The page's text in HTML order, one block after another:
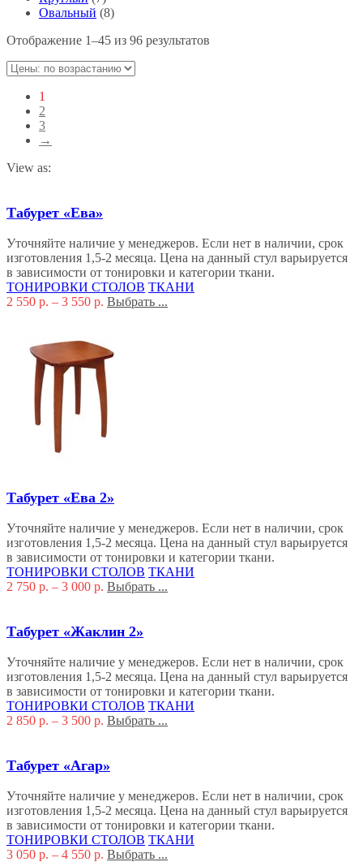
Овальный (8)
Отображение 1–45 из 96 результатов
1
2
3
→
View as:
Табурет «Ева»
Уточняйте наличие у менеджеров. Если нет в наличии, срок
изготовления 1,5-2 месяца. Цена на данный стул варьируется
в зависимости от тонировки и категории ткани.
ТОНИРОВКИ СТОЛОВ ТКАНИ
2 550 р. – 3 550 р. Выбрать ...
Табурет «Ева 2»
Уточняйте наличие у менеджеров. Если нет в наличии, срок
изготовления 1,5-2 месяца. Цена на данный стул варьируется
в зависимости от тонировки и категории ткани.
ТОНИРОВКИ СТОЛОВ ТКАНИ
2 750 р. – 3 000 р. Выбрать ...
Табурет «Жаклин 2»
Уточняйте наличие у менеджеров. Если нет в наличии, срок
изготовления 1,5-2 месяца. Цена на данный стул варьируется
в зависимости от тонировки и категории ткани.
ТОНИРОВКИ СТОЛОВ ТКАНИ
2 850 р. – 3 500 р. Выбрать ...
Табурет «Агар»
Уточняйте наличие у менеджеров. Если нет в наличии, срок
изготовления 1,5-2 месяца. Цена на данный стул варьируется
в зависимости от тонировки и категории ткани.
ТОНИРОВКИ СТОЛОВ ТКАНИ
3 050 р. – 4 550 р. Выбрать ...